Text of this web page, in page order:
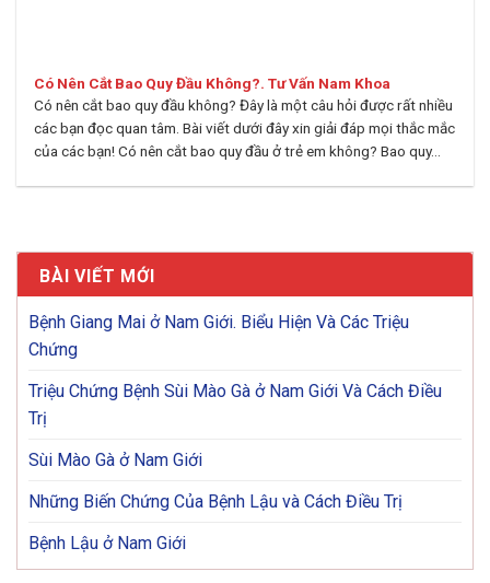
Có Nên Cắt Bao Quy Đầu Không?. Tư Vấn Nam Khoa
Có nên cắt bao quy đầu không? Đây là một câu hỏi được rất nhiều
các bạn đọc quan tâm. Bài viết dưới đây xin giải đáp mọi thắc mắc
của các bạn! Có nên cắt bao quy đầu ở trẻ em không? Bao quy...
BÀI VIẾT MỚI
Bệnh Giang Mai ở Nam Giới. Biểu Hiện Và Các Triệu
Chứng
Triệu Chứng Bệnh Sùi Mào Gà ở Nam Giới Và Cách Điều
Trị
Sùi Mào Gà ở Nam Giới
Những Biến Chứng Của Bệnh Lậu và Cách Điều Trị
Bệnh Lậu ở Nam Giới